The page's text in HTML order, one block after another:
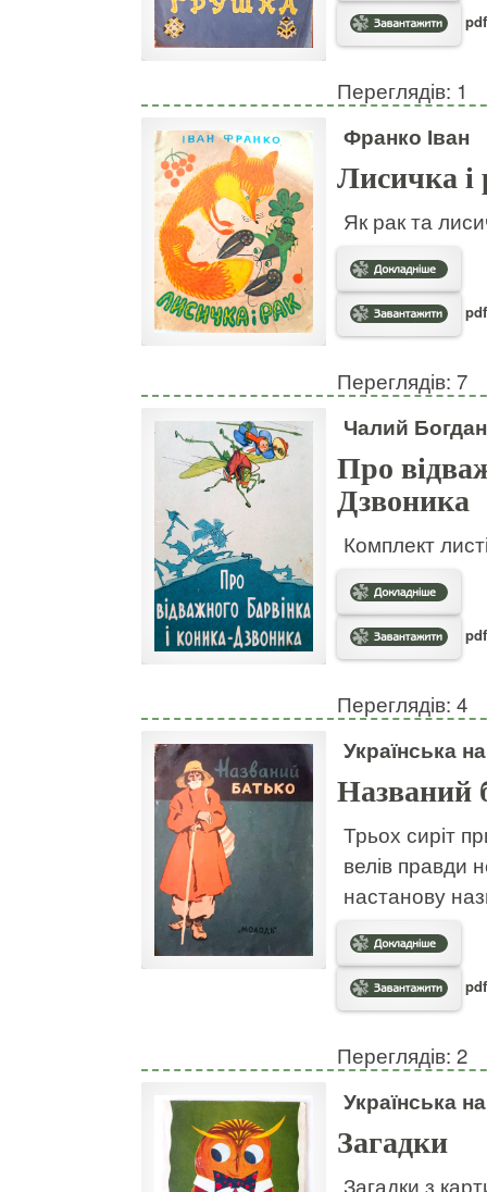
Переглядів: 1
Франко Іван
Лисичка і
Як рак та
Переглядів: 7
Чалий
Про
Дзвоника
Комплект
Переглядів: 4
Українська
Названий
Трьох сиріт
велів правди
настанову
Переглядів: 2
Українська
Загадки
Загадки з